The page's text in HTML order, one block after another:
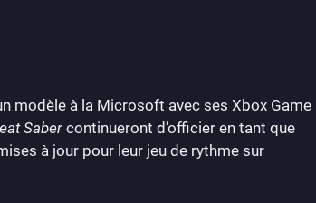
modèle à la Microsoft avec ses Xbox Game
Sabercontinueront d’officier en tant que
à jour pour leur jeu de rythme sur